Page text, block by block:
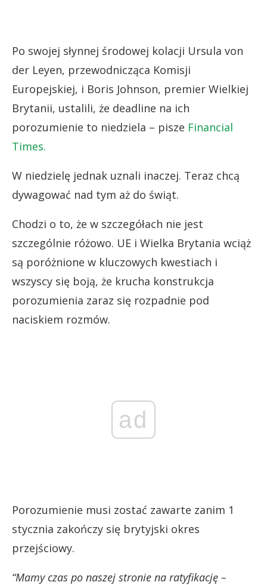
Po swojej słynnej środowej kolacji Ursula von
der Leyen, przewodnicząca Komisji
Europejskiej, i Boris Johnson, premier Wielkiej
Brytanii, ustalili, że deadline na ich
porozumienie to niedziela – pisze Financial
Times.
W niedzielę jednak uznali inaczej. Teraz chcą
dywagować nad tym aż do świąt.
Chodzi o to, że w szczegółach nie jest
szczególnie różowo. UE i Wielka Brytania wciąż
są poróżnione w kluczowych kwestiach i
wszyscy się boją, że krucha konstrukcja
porozumienia zaraz się rozpadnie pod
naciskiem rozmów.
ad
Porozumienie musi zostać zawarte zanim 1
stycznia zakończy się brytyjski okres
przejściowy.
“Mamy czas po naszej stronie na ratyfikację –